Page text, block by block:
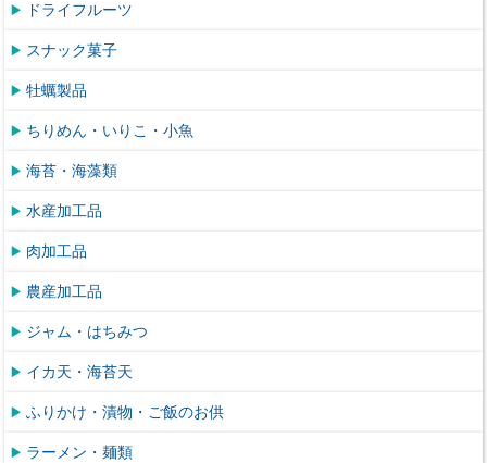
ドライフルーツ
スナック菓子
牡蠣製品
ちりめん・いりこ・小魚
海苔・海藻類
水産加工品
肉加工品
農産加工品
ジャム・はちみつ
イカ天・海苔天
ふりかけ・漬物・ご飯のお供
ラーメン・麺類